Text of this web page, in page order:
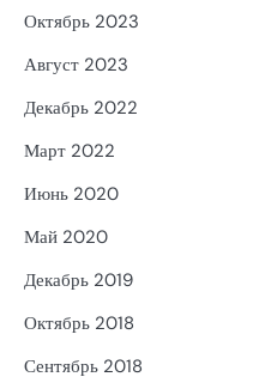
Октябрь 2023
Август 2023
Декабрь 2022
Март 2022
Июнь 2020
Май 2020
Декабрь 2019
Октябрь 2018
Сентябрь 2018